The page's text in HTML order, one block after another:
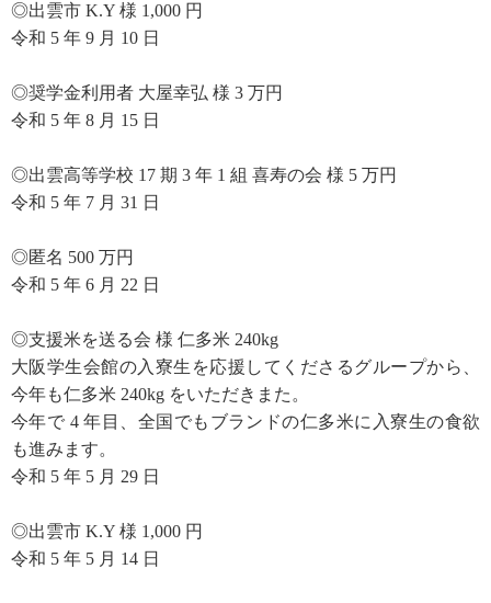
◎出雲市 K.Y 様 1,000 円
令和 5 年 9 月 10 日
◎奨学金利用者 大屋幸弘 様 3 万円
令和 5 年 8 月 15 日
◎出雲高等学校 17 期 3 年 1 組 喜寿の会 様 5 万円
令和 5 年 7 月 31 日
◎匿名 500 万円
令和 5 年 6 月 22 日
◎支援米を送る会 様 仁多米 240kg
大阪学生会館の入寮生を応援してくださるグループから、
今年も仁多米 240kg をいただきまた。
今年で 4 年目、全国でもブランドの仁多米に入寮生の食欲
も進みます。
令和 5 年 5 月 29 日
◎出雲市 K.Y 様 1,000 円
令和 5 年 5 月 14 日